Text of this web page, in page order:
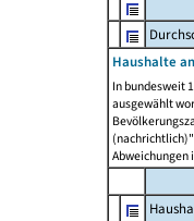
Haushalte
In bundesweit
ausgewählt
Abweichungen